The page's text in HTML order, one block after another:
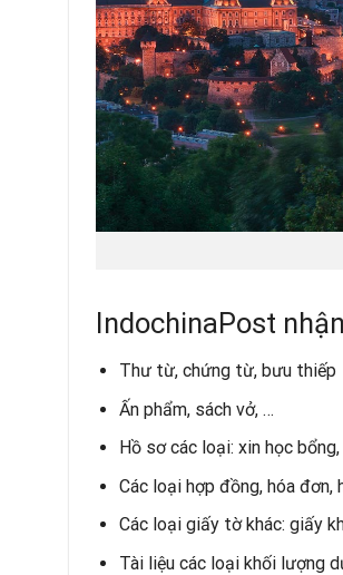
IndochinaPost
Thư từ, chứng từ, bưu thiếp
Ấn phẩm, sách vở, …
Hồ sơ các loại: xin học
Các loại hợp đồng, hóa đơn,
Các loại giấy tờ khác: giấy
Tài liệu các loại khối lượng